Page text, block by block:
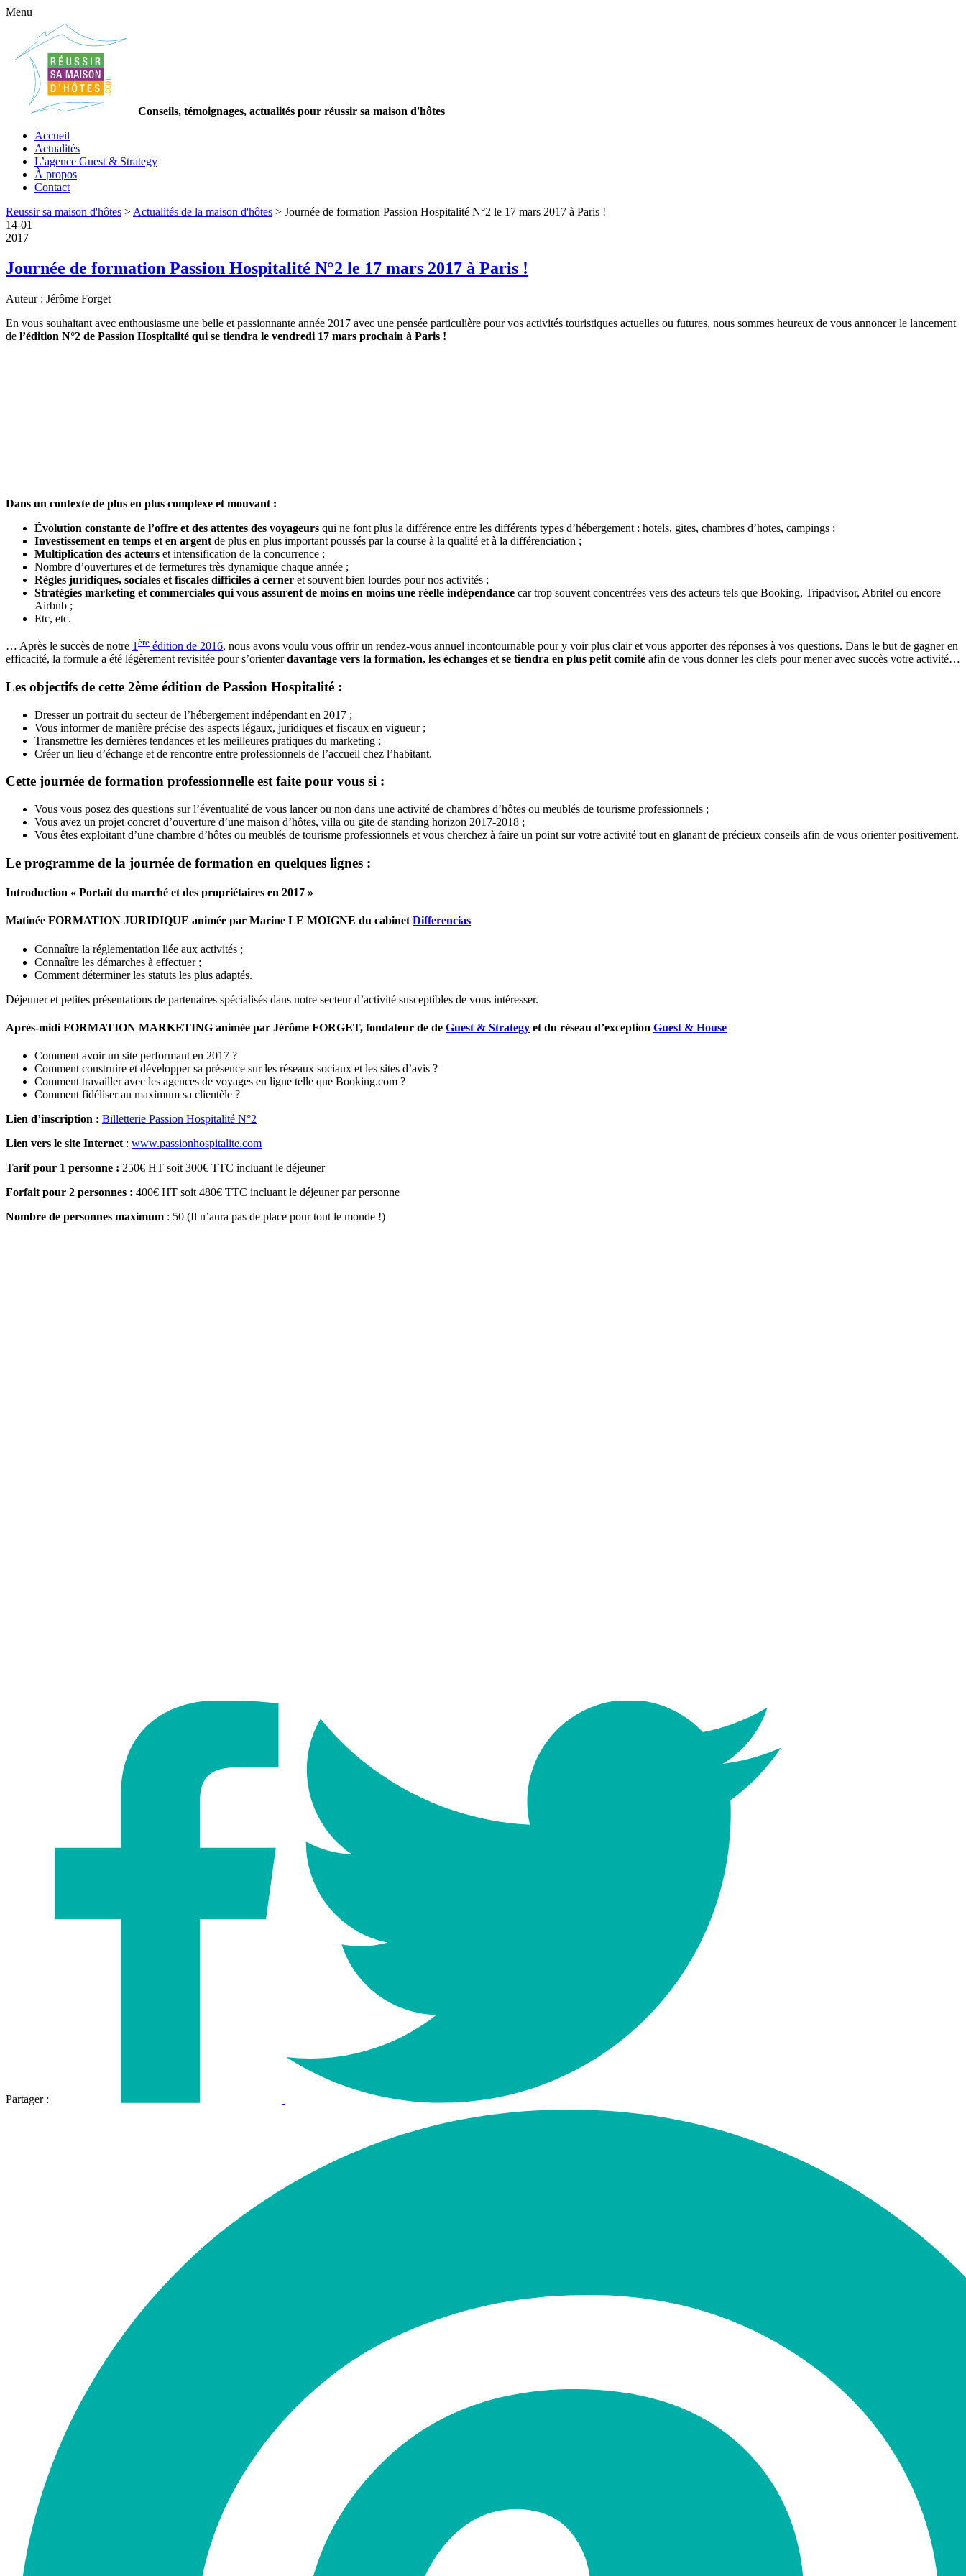
Menu
Conseils, témoignages, actualités pour réussir sa maison d'hôtes
Accueil
Actualités
L’agence Guest & Strategy
À propos
Contact
Reussir sa maison d'hôtes > Actualités de la maison d'hôtes > Journée de formation Passion Hospitalité N°2 le 17 mars 2017 à Paris !
14-01
2017
Journée de formation Passion Hospitalité N°2 le 17 mars 2017 à Paris !
Auteur : Jérôme Forget
En vous souhaitant avec enthousiasme une belle et passionnante année 2017 avec une pensée particulière pour vos activités touristiques actuelles ou futures, nous sommes heureux de vous annoncer le lancement
de l’édition N°2 de Passion Hospitalité qui se tiendra le vendredi 17 mars prochain à Paris !
Dans un contexte de plus en plus complexe et mouvant :
Évolution constante de l’offre et des attentes des voyageurs qui ne font plus la différence entre les différents types d’hébergement : hotels, gites, chambres d’hotes, campings ;
Investissement en temps et en argent de plus en plus important poussés par la course à la qualité et à la différenciation ;
Multiplication des acteurs et intensification de la concurrence ;
Nombre d’ouvertures et de fermetures très dynamique chaque année ;
Règles juridiques, sociales et fiscales difficiles à cerner et souvent bien lourdes pour nos activités ;
Stratégies marketing et commerciales qui vous assurent de moins en moins une réelle indépendance car trop souvent concentrées vers des acteurs tels que Booking, Tripadvisor, Abritel ou encore
Airbnb ;
Etc, etc.
… Après le succès de notre 1 ère édition de 2016, nous avons voulu vous offrir un rendez-vous annuel incontournable pour y voir plus clair et vous apporter des réponses à vos questions. Dans le but de gagner en
efficacité, la formule a été légèrement revisitée pour s’orienterdavantage vers la formation, les échanges et se tiendra en plus petit comité afin de vous donner les clefs pour mener avec succès votre activité…
Les objectifs de cette 2ème édition de Passion Hospitalité :
Dresser un portrait du secteur de l’hébergement indépendant en 2017 ;
Vous informer de manière précise des aspects légaux, juridiques et fiscaux en vigueur ;
Transmettre les dernières tendances et les meilleures pratiques du marketing ;
Créer un lieu d’échange et de rencontre entre professionnels de l’accueil chez l’habitant.
Cette journée de formation professionnelle est faite pour vous si :
Vous vous posez des questions sur l’éventualité de vous lancer ou non dans une activité de chambres d’hôtes ou meublés de tourisme professionnels ;
Vous avez un projet concret d’ouverture d’une maison d’hôtes, villa ou gite de standing horizon 2017-2018 ;
Vous êtes exploitant d’une chambre d’hôtes ou meublés de tourisme professionnels et vous cherchez à faire un point sur votre activité tout en glanant de précieux conseils afin de vous orienter positivement.
Le programme de la journée de formation en quelques lignes :
Introduction « Portait du marché et des propriétaires en 2017 »
Matinée FORMATION JURIDIQUE animée par Marine LE MOIGNE du cabinet Differencias
Connaître la réglementation liée aux activités ;
Connaître les démarches à effectuer ;
Comment déterminer les statuts les plus adaptés.
Déjeuner et petites présentations de partenaires spécialisés dans notre secteur d’activité susceptibles de vous intéresser.
Après-midi FORMATION MARKETING animée par Jérôme FORGET, fondateur de de Guest & Strategy et du réseau d’exception Guest & House
Comment avoir un site performant en 2017 ?
Comment construire et développer sa présence sur les réseaux sociaux et les sites d’avis ?
Comment travailler avec les agences de voyages en ligne telle que Booking.com ?
Comment fidéliser au maximum sa clientèle ?
Lien d’inscription : Billetterie Passion Hospitalité N°2
Lien vers le site Internet : www.passionhospitalite.com
Tarif pour 1 personne : 250€ HT soit 300€ TTC incluant le déjeuner
Forfait pour 2 personnes : 400€ HT soit 480€ TTC incluant le déjeuner par personne
Nombre de personnes maximum : 50 (Il n’aura pas de place pour tout le monde !)
Partager :